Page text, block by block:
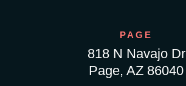
PAGE
818 N Navajo Dr
Page, AZ 86040